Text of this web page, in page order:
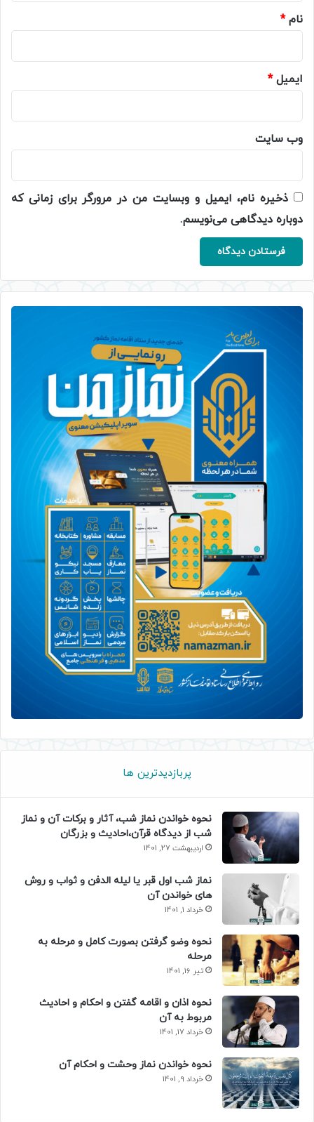
نام*
ایمیل*
وب‌ سایت
ذخیره نام، ایمیل و وبسایت من در مرورگر برای زمانی که
دوباره دیدگاهی می‌نویسم.
پربازدیدترین ها
نحوه خواندن نماز شب، آثار و برکات آن و نماز
شب از دیدگاه قرآن،احادیث و بزرگان
اردیبهشت 27, 1401
نماز شب اول قبر یا لیله الدفن و ثواب و روش
های خواندن آن
خرداد 1, 1401
نحوه وضو گرفتن بصورت کامل و مرحله به
مرحله
تیر 16, 1401
نحوه اذان و اقامه گفتن و احکام و احادیث
مربوط به آن
خرداد 17, 1401
نحوه خواندن نماز وحشت و احکام آن
خرداد 9, 1401